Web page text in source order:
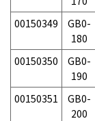
00150349
GB0-
180
00150350
GB0-
190
00150351
GB0-
200